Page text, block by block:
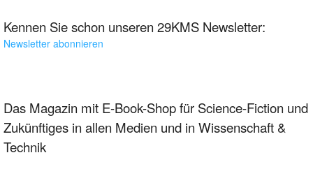
Kennen Sie schon unseren 29KMS Newsletter:
Newsletter abonnieren
Das Magazin mit E-Book-Shop für Science-Fiction und
Zukünftiges in allen Medien und in Wissenschaft &
Technik